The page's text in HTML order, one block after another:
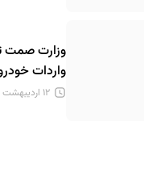
وزارت صمت
واردات
۱۲ اردیبهشت ۱۴۰۵